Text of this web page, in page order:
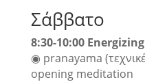
Σάββατο
8:30-10:00
◉ pranayama
opening meditation